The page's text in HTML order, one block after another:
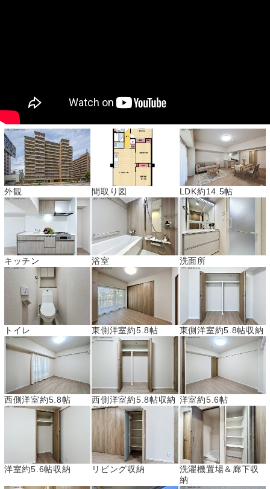
外観 間取り図 LDK約14.5帖
キッチン 浴室 洗面所
トイレ 東側洋室約5.8帖 東側洋室約5.8帖収納
西側洋室約5.8帖 西側洋室約5.8帖収納 洋室約5.6帖
洋室約5.6帖収納 リビング収納
洗濯機置場＆廊下収
納